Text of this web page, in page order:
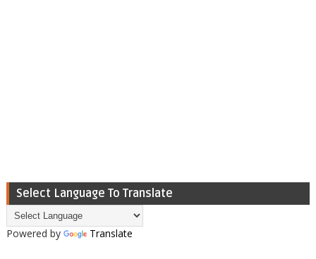
Select Language To Translate
Powered by Translate